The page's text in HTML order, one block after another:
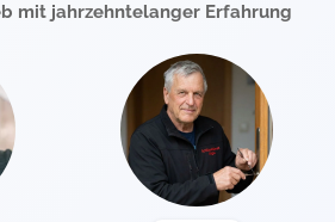
mit jahrzehntelanger Erfahrung